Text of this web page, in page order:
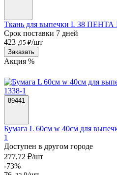
Ткань для выпечки L 38
Срок поставки 7 дней
423 ,95 ₽/шт
Заказать
Акция %
89441
Бумага L 60см w 40см для
1
Доступен в другом городе
277,72 ₽/шт
-73%